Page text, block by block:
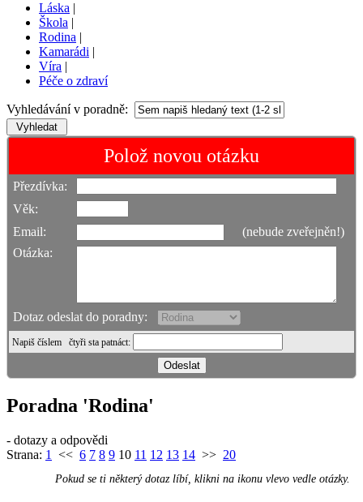
Láska |
Škola |
Rodina |
Kamarádi |
Víra |
Péče o zdraví
Vyhledávání v poradně:
Polož novou otázku
Přezdívka:
Věk:
Email:
(nebude zveřejněn!)
Otázka:
Dotaz odeslat do poradny:
Napiš číslem čtyři sta patnáct:
Poradna 'Rodina'
- dotazy a odpovědi
Strana: 1 << 6 7 8 9 10 11 12 13 14 >> 20
Pokud se ti některý dotaz líbí, klikni na ikonu vlevo vedle otázky.